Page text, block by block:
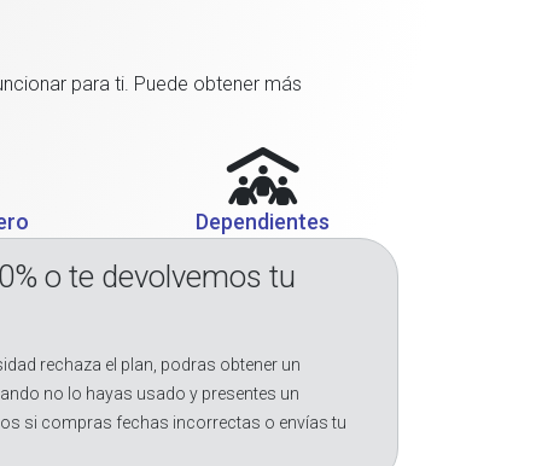
para ti. Puede obtener más
Dependientes
o te devolvemos tu
rechaza el plan, podras obtener un
no lo hayas usado y presentes un
si compras fechas incorrectas o envías tu